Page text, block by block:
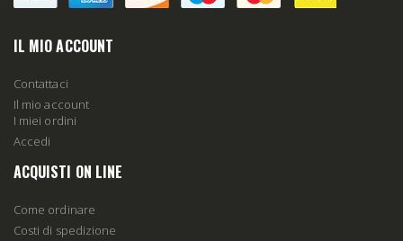
IL MIO ACCOUNT
Contattaci
Il mio account
I miei ordini
Accedi
ACQUISTI ON LINE
Come ordinare
Costi di spedizione